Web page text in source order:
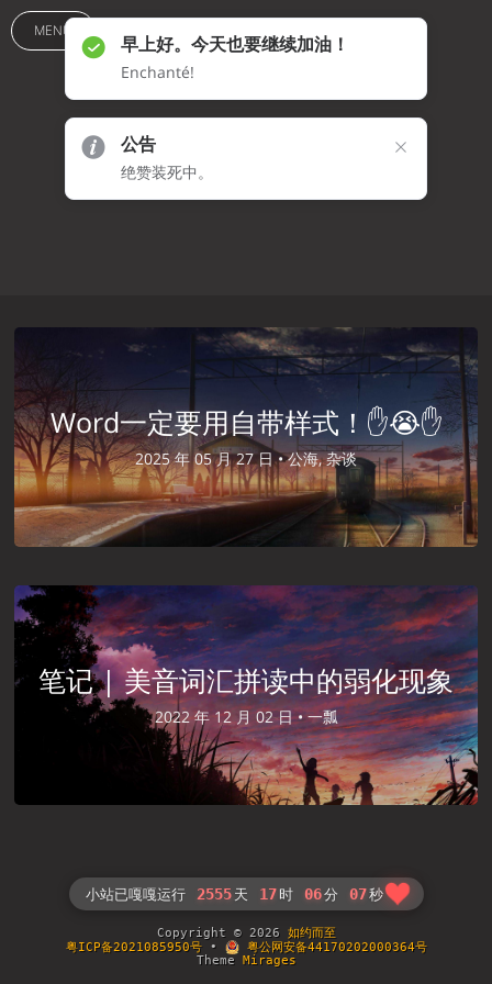
MENU
Word一定要用自带样式！✋😭✋
2025 年 05 月 27 日 •公海, 杂谈
笔记 | 美音词汇拼读中的弱化现象
2022 年 12 月 02 日 •一瓢
小站已嘎嘎运行 2555 天 17 时 06分 07秒
Copyright © 2026 如约而至
粤ICP备2021085950号•
粤公网安备44170202000364号
Theme Mirages
早上好。今天也要继续加油！
Enchanté!
公告
绝赞装死中。